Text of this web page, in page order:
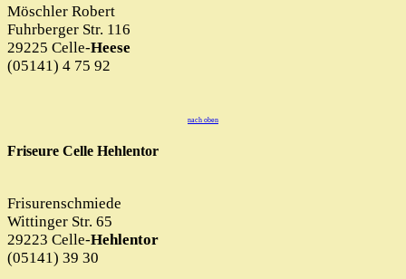
Möschler Robert
Fuhrberger Str. 116
29225 Celle-Heese
(05141) 4 75 92
nach oben
Friseure Celle Hehlentor
Frisurenschmiede
Wittinger Str. 65
29223 Celle-Hehlentor
(05141) 39 30